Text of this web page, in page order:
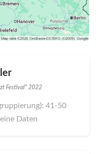
Festival" 2022
41-50
Daten